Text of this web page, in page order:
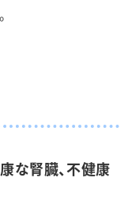
な腎臓、不健康